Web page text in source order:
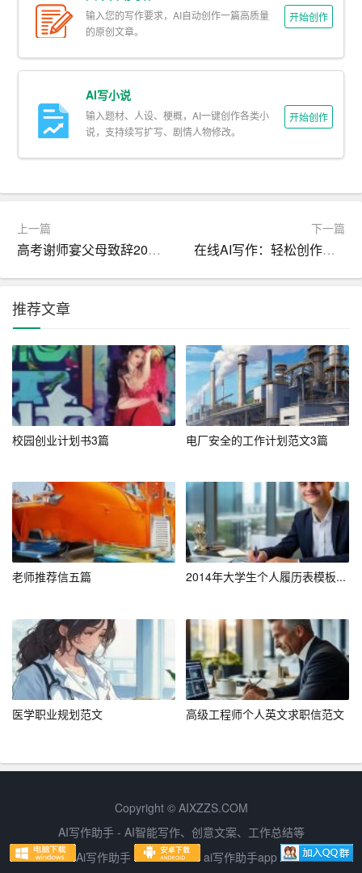
输入您的写作要求，AI自动创作一篇高质量
的原创文章。
开始创作
AI写小说
输入题材、人设、梗概，AI一键创作各类小
说，支持续写扩写、剧情人物修改。
开始创作
上一篇
高考谢师宴父母致辞2025_师生演讲稿
下一篇
在线AI写作：轻松创作各类文章
推荐文章
校园创业计划书3篇 电厂安全的工作计划范文3篇
老师推荐信五篇 2014年大学生个人履历表模板...
医学职业规划范文 高级工程师个人英文求职信范文
Copyright © AIXZZS.COM
AI写作助手 - AI智能写作、创意文案、工作总结等
Ai写作助手
ai写作助手app